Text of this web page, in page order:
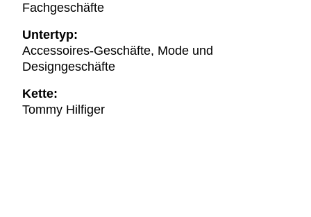
Fachgeschäfte
Untertyp:
Accessoires-Geschäfte, Mode und
Designgeschäfte
Kette:
Tommy Hilfiger